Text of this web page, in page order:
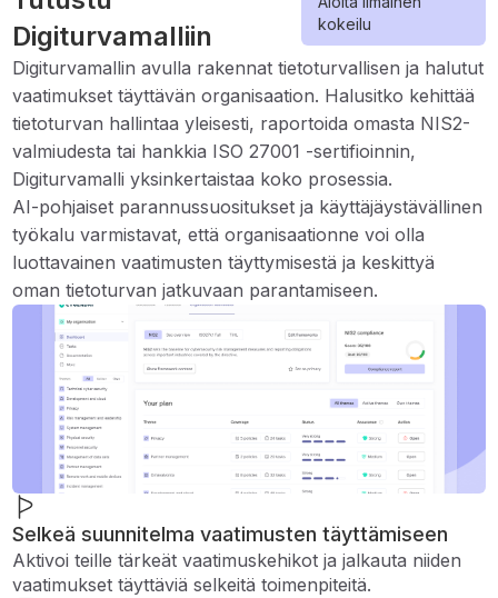
Digiturvamalliin
kokeilu
Digiturvamallin avulla rakennat tietoturvallisen ja halutut
vaatimukset täyttävän organisaation. Halusitko kehittää
tietoturvan hallintaa yleisesti, raportoida omasta NIS2-
valmiudesta tai hankkia ISO 27001 -sertifioinnin,
Digiturvamalli yksinkertaistaa koko prosessia.
AI-pohjaiset parannussuositukset ja käyttäjäystävällinen
työkalu varmistavat, että organisaationne voi olla
luottavainen vaatimusten täyttymisestä ja keskittyä
oman tietoturvan jatkuvaan parantamiseen.
Selkeä suunnitelma vaatimusten täyttämiseen
Aktivoi teille tärkeät vaatimuskehikot ja jalkauta niiden
vaatimukset täyttäviä selkeitä toimenpiteitä.